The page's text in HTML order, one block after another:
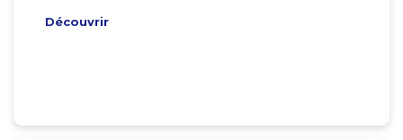
Découvrir